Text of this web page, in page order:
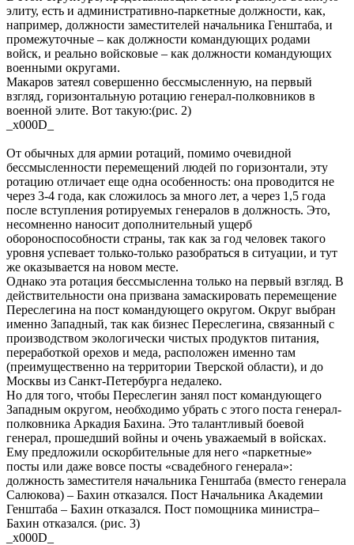
элиту, есть и административно-паркетные должности, как,
например, должности заместителей начальника Генштаба, и
промежуточные – как должности командующих родами
войск, и реально войсковые – как должности командующих
военными округами.
Макаров затеял совершенно бессмысленную, на первый
взгляд, горизонтальную ротацию генерал-полковников в
военной элите. Вот такую:(рис. 2)
_x000D_
От обычных для армии ротаций, помимо очевидной
бессмысленности перемещений людей по горизонтали, эту
ротацию отличает еще одна особенность: она проводится не
через 3-4 года, как сложилось за много лет, а через 1,5 года
после вступления ротируемых генералов в должность. Это,
несомненно наносит дополнительный ущерб
обороноспособности страны, так как за год человек такого
уровня успевает только-только разобраться в ситуации, и тут
же оказывается на новом месте.
Однако эта ротация бессмысленна только на первый взгляд. В
действительности она призвана замаскировать перемещение
Переслегина на пост командующего округом. Округ выбран
именно Западный, так как бизнес Переслегина, связанный с
производством экологически чистых продуктов питания,
переработкой орехов и меда, расположен именно там
(преимущественно на территории Тверской области), и до
Москвы из Санкт-Петербурга недалеко.
Но для того, чтобы Переслегин занял пост командующего
Западным округом, необходимо убрать с этого поста генерал-
полковника Аркадия Бахина. Это талантливый боевой
генерал, прошедший войны и очень уважаемый в войсках.
Ему предложили оскорбительные для него «паркетные»
посты или даже вовсе посты «свадебного генерала»:
должность заместителя начальника Генштаба (вместо генерала
Салюкова) – Бахин отказался. Пост Начальника Академии
Генштаба – Бахин отказался. Пост помощника министра–
Бахин отказался. (рис. 3)
_x000D_